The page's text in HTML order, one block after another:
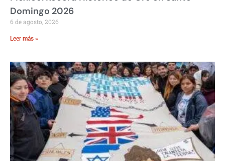
Domingo 2026
6 de agosto, 2026
Leer más »